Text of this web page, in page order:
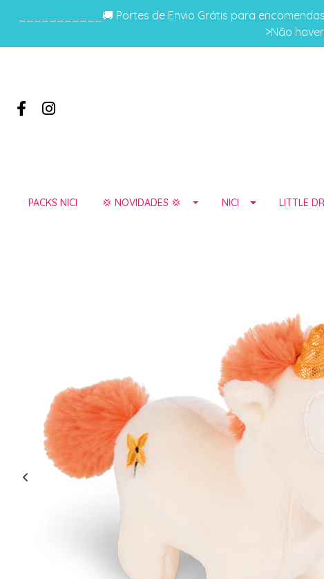
___________🚚 Portes de Envio Grátis para
>Não
PACKS NICI 💢 NOVIDADES 💢 NICI LITTLE